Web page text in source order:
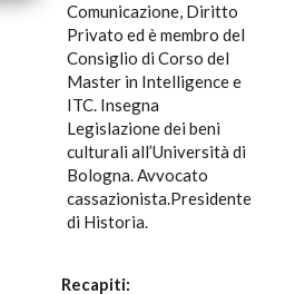
Comunicazione, Diritto
Privato ed è membro del
Consiglio di Corso del
Master in Intelligence e
ITC. Insegna
Legislazione dei beni
culturali all’Università di
Bologna. Avvocato
cassazionista.Presidente
di Historia.
Recapiti: